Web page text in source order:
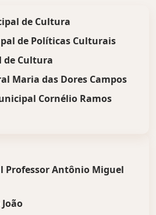
de Cultura
de Políticas Culturais
de Cultura
Maria das Dores Campos
Cornélio Ramos
Professor Antônio Miguel